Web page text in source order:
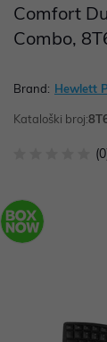
Comfort
Combo,
Brand: Hewlett
Kataloški broj: